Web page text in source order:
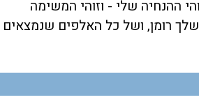
ההנחיה שלי - וזוהי המשימה
רומן, ושל כל האלפים שנמצאים